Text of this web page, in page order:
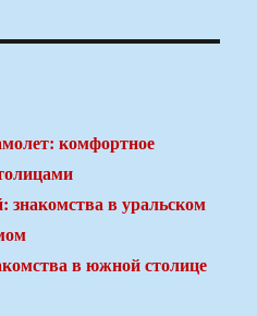
комфортное
знакомства в уральском
в южной столице